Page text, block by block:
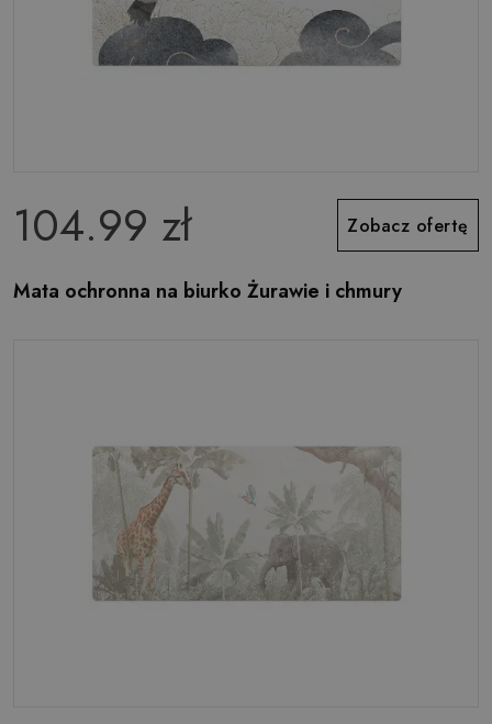
104.99 zł Zobacz ofertę
Mata ochronna na biurko Żurawie i chmury